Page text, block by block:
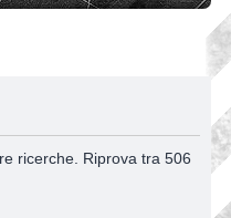
ricerche. Riprova tra 506